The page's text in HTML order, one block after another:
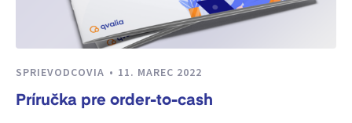
SPRIEVODCOVIA 11. MAREC 2022
Príručka pre order-to-cash